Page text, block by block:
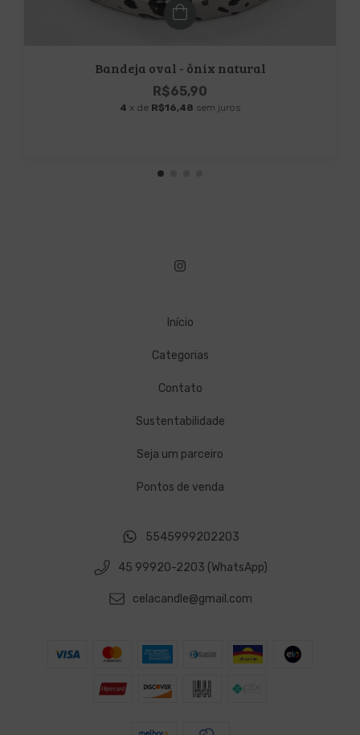
Bandeja oval - ônix natural
R$65,90
4 x de R$16,48 sem juros
Início
Categorias
Contato
Sustentabilidade
Seja um parceiro
Pontos de venda
5545999202203
45 99920-2203 (WhatsApp)
celacandle@gmail.com